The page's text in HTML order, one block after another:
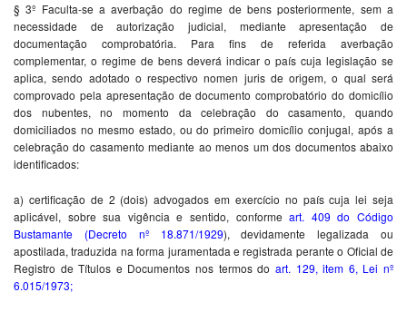
§ 3º Faculta-se a averbação do regime de bens posteriormente, sem a
necessidade de autorização judicial, mediante apresentação de
documentação comprobatória. Para fins de referida averbação
complementar, o regime de bens deverá indicar o país cuja legislação se
aplica, sendo adotado o respectivo nomen juris de origem, o qual será
comprovado pela apresentação de documento comprobatório do domicílio
dos nubentes, no momento da celebração do casamento, quando
domiciliados no mesmo estado, ou do primeiro domicílio conjugal, após a
celebração do casamento mediante ao menos um dos documentos abaixo
identificados:
a) certificação de 2 (dois) advogados em exercício no país cuja lei seja
aplicável, sobre sua vigência e sentido, conformeart. 409 do Código
Bustamante (Decreto nº 18.871/1929), devidamente legalizada ou
apostilada, traduzida na forma juramentada e registrada perante o Oficial de
Registro de Títulos e Documentos nos termos do art. 129, item 6, Lei nº
6.015/1973;